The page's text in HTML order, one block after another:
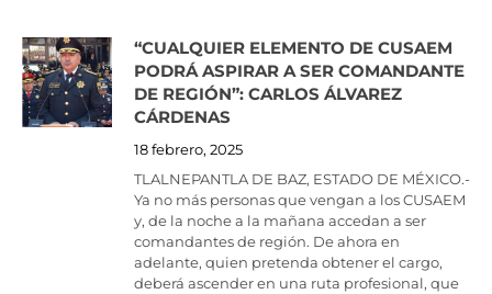
“CUALQUIER ELEMENTO DE CUSAEM
PODRÁ ASPIRAR A SER COMANDANTE
DE REGIÓN”: CARLOS ÁLVAREZ
CÁRDENAS
18 febrero, 2025
TLALNEPANTLA DE BAZ, ESTADO DE MÉXICO.-
Ya no más personas que vengan a los CUSAEM
y, de la noche a la mañana accedan a ser
comandantes de región. De ahora en
adelante, quien pretenda obtener el cargo,
deberá ascender en una ruta profesional, que